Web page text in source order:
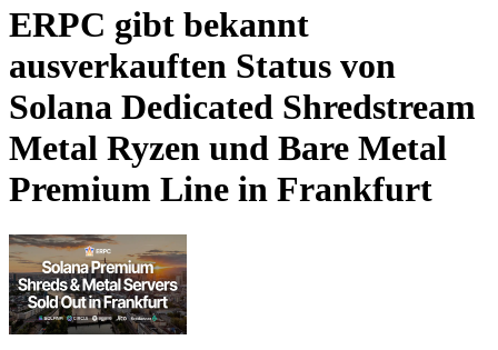
ERPC gibt bekannt
ausverkauften Status von
Solana Dedicated Shredstream
Metal Ryzen und Bare Metal
Premium Line in Frankfurt